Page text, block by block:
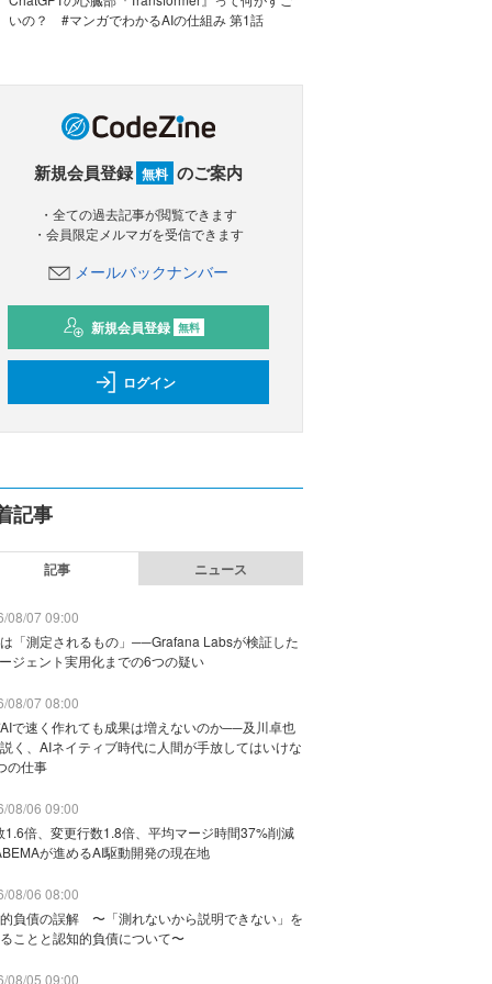
いの？ #マンガでわかるAIの仕組み 第1話
新規会員登録 無料 のご案内
・全ての過去記事が閲覧できます
・会員限定メルマガを受信できます
メールバックナンバー
新規会員登録 無料
ログイン
記事
記事 ニュース
08/07 09:00
「測定されるもの」──Grafana Labsが検証した
ジェント実用化までの6つの疑い
08/07 08:00
で速く作れても成果は増えないのか──及川卓也
く、AIネイティブ時代に人間が手放してはいけな
の仕事
08/06 09:00
1.6倍、変更行数1.8倍、平均マージ時間37%削減
が進めるAI駆動開発の現在地
08/06 08:00
負債の誤解 〜「測れないから説明できない」を
ことと認知的負債について〜
08/05 09:00